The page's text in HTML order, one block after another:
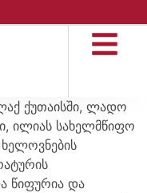
ქუთაისში, ლადო
ილიას სახელმწიფო
წიფურია და